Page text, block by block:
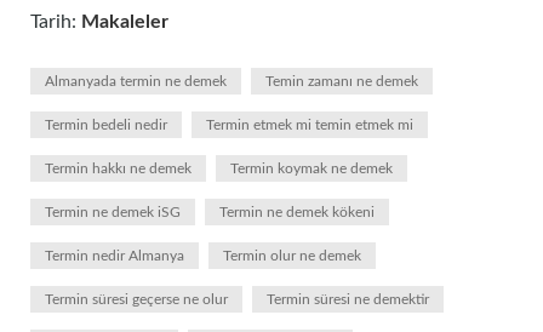
Tarih: Makaleler
Almanyada termin ne demek Temin zamanı ne demek
Termin bedeli nedir Termin etmek mi temin etmek mi
Termin hakkı ne demek Termin koymak ne demek
Termin ne demek iSG Termin ne demek kökeni
Termin nedir Almanya Termin olur ne demek
Termin süresi geçerse ne olur Termin süresi ne demektir